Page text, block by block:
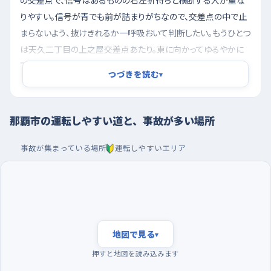
りやすい。信号が青でも前が詰まりがちなので、交差点の中で止
まらないよう、抜けきれるか一呼吸おいて判断したい。もうひとつ
は天久二丁目の上之屋交差点あたり。東に向かってゆるやかに
下っていくうえ、東側や南東側にコンビニや牛丼店があって出入
りする車が横から入ってくる。下りは思ったより速度がのるので、
店の前を通るときは早めにアクセルを緩めておくと落ち着いて対
応できる。首里鳥堀町の鳥堀交差点のように、信号がなく南へ下
事。
いのは早朝で、同じ道でも景色がまるで違って見えるほど走りや
すい。週の半ばは通勤や仕事の車が増えるので、練習は日曜の朝
つづきを読む▾
那覇市の運転しやすい道と、事故が多い場所
事故が集まっている場所 運転しやすいエリア
地図で見る▾
押すと地図を読み込みます